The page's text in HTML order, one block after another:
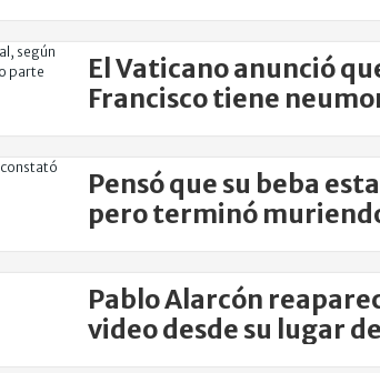
El Vaticano anunció
Francisco tiene
Pensó que su beba
pero terminó
Pablo Alarcón
video desde su lugar